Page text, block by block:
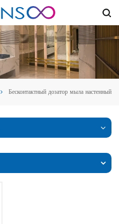
Бесконтактный дозатор мыла настенный